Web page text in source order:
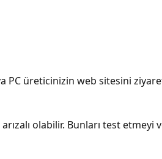
PC üreticinizin web sitesini
olabilir. Bunları test